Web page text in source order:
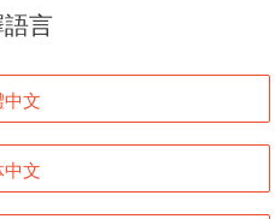
顯示
入
首頁
言
文
文